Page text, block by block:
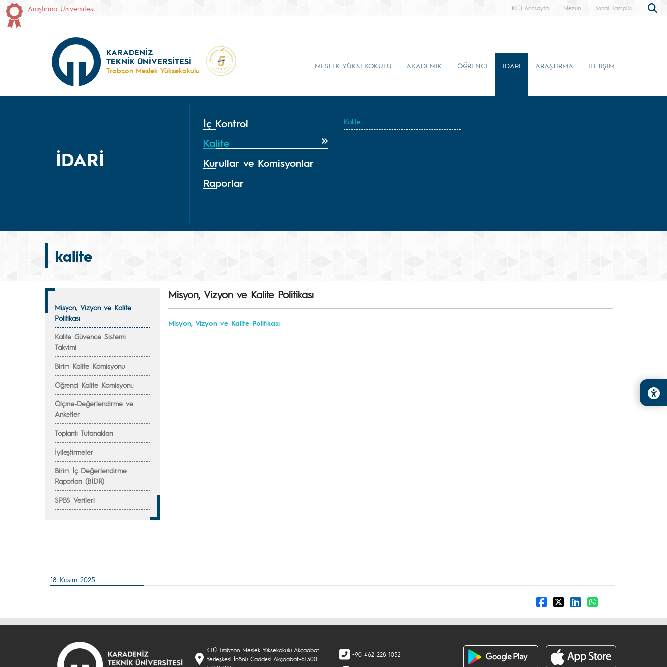
Araştırma Üniversitesi KTÜ Anasayfa Mezun Sanal Kampüs
KARADENİZ
TEKNİK ÜNİVERSİTESİ
Trabzon Meslek Yüksekokulu
MESLEK YÜKSEKOKULU AKADEMİK ÖĞRENCİ İDARİ ARAŞTIRMA İLETİŞİM
İDARİ
İç Kontrol
Kalite
Kurullar ve Komisyonlar
Raporlar
Kalite
kalite
Misyon, Vizyon ve Kalite
Politikası
Kalite Güvence Sistemi
Takvimi
Birim Kalite Komisyonu
Öğrenci Kalite Komisyonu
Ölçme-Değerlendirme ve
Anketler
Toplantı Tutanakları
İyileştirmeler
Birim İç Değerlendirme
Raporları (BİDR)
SPBS Verileri
Misyon, Vizyon ve Kalite Politikası
Misyon, Vizyon ve Kalite Politikası
18 Kasım 2025
KTÜ Trabzon Meslek Yüksekokulu Akçaabat
Yerleşkesi İnönü Caddesi Akçaabat-61300
+90 462 228 1052